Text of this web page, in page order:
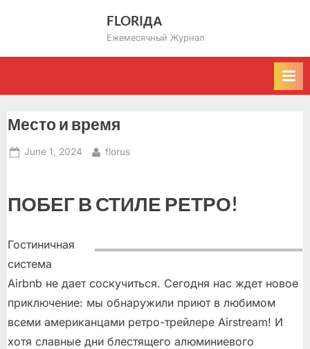
FLORIДА
Ежемесячный Журнал
Место и время
Posted
June 1, 2024 By
florus
ПОБЕГ В СТИЛЕ РЕТРО!
Гостиничная
система
Airbnb не дает соскучиться. Сегодня нас ждет новое
приключение: мы обнаружили приют в любимом
всеми американцами ретро-трейлере Airstream! И
хотя славные дни блестящего алюминиевого